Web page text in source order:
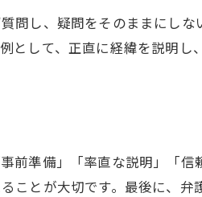
日常トラブルに備
問し、疑問をそのままにし
として、正直に経緯を説明
前準備」「率直な説明」「
ことが大切です。最後に、